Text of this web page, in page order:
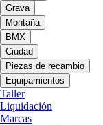
Grava
Montaña
BMX
Ciudad
Piezas de recambio
Equipamientos
Taller
Liquidación
Marcas